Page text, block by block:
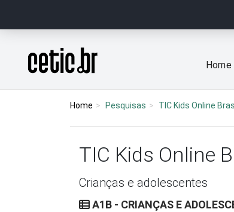
Página inicial
Home
Home Pesquisas TIC Kids Online
TIC Kids Online
Crianças e adolescentes
A1B - CRIANÇAS E